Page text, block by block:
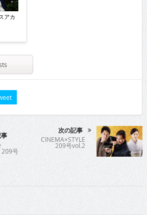
アカ
号
次の記事
CINEMA×STYLE
209号vol.2